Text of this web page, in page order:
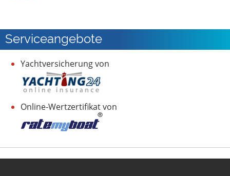
Serviceangebote
Yachtversicherung von
Online-Wertzertifikat von